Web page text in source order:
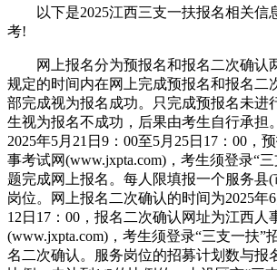
以下是2025江西三支一扶报名相关信
考!
网上报名分为预报名和报名二次确认
规定的时间内在网上完成预报名和报名二
部完成视为报名成功。只完成预报名未进
生视为报名不成功，后果由考生自行承担
2025年5月21日9：00至5月25日17：00，
事考试网(www.jxpta.com)，考生须登录“
题完成网上报名。每人限填报一个服务县
岗位。网上报名二次确认的时间为2025年6
12日17：00，报名二次确认网址为江西人
(www.jxpta.com)，考生须登录“三支一扶”
名二次确认。服务岗位的招募计划数与报